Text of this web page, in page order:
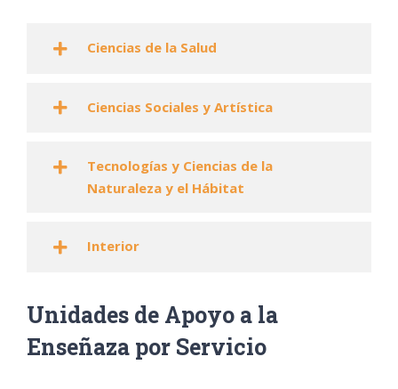
Ciencias de la Salud
Ciencias Sociales y Artística
Tecnologías y Ciencias de la
Naturaleza y el Hábitat
Interior
Unidades de Apoyo a la
Enseñaza por Servicio